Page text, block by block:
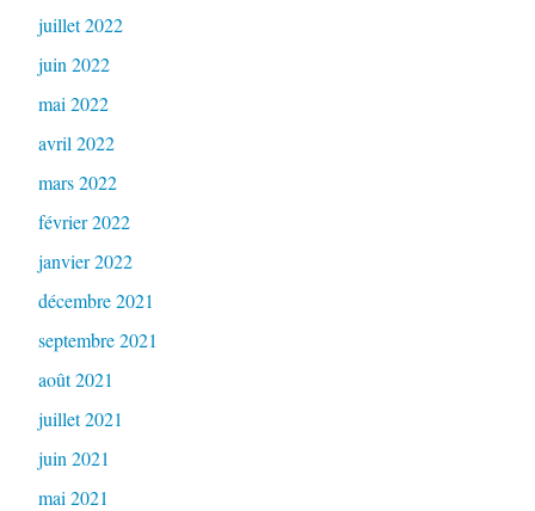
juillet 2022
juin 2022
mai 2022
avril 2022
mars 2022
février 2022
janvier 2022
décembre 2021
septembre 2021
août 2021
juillet 2021
juin 2021
mai 2021